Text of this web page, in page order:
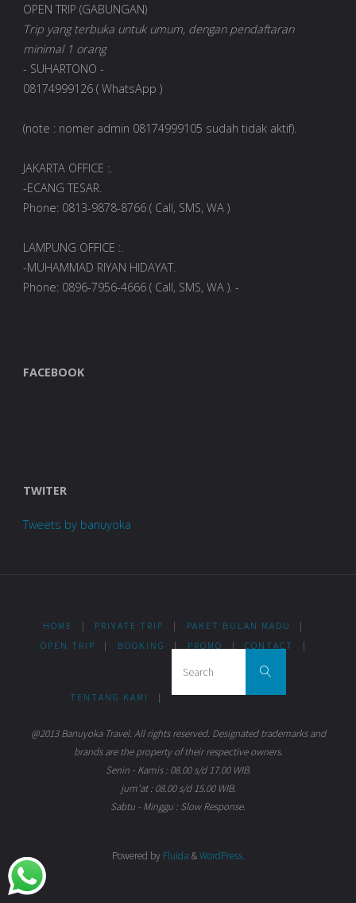
OPEN TRIP (GABUNGAN)
Trip yang terbuka untuk umum, dengan pendaftaran
minimal 1 orang
- SUHARTONO -
08174999126 ( WhatsApp )
(note : nomer admin 08174999105 sudah tidak aktif).
JAKARTA OFFICE :.
-ECANG TESAR.
Phone: 0813-9878-8766 ( Call, SMS, WA )
LAMPUNG OFFICE :.
-MUHAMMAD RIYAN HIDAYAT.
Phone: 0896-7956-4666 ( Call, SMS, WA ). -
FACEBOOK
TWITER
Tweets by banuyoka
HOME | PRIVATE TRIP | PAKET BULAN MADU
|
OPEN TRIP
| BOOKING | PROMO | CONTACT |
TENTANG KAMI
Search
@2013 Banuyoka Travel. All rights reserved. Designated trademarks and
brands are the property of their respective owners.
Senin - Kamis : 08.00 s/d 17.00 WIB.
jum'at : 08.00 s/d 15.00 WIB.
Sabtu - Minggu : Slow Response.
Powered byFluida &WordPress.